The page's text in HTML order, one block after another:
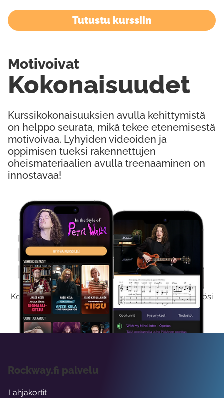
Kokeile Ilmaiseksi
Kokeilemalla ilmaiseksi saat koko sisältömme käyttöösi
viikon ajaksi.
Tutustu kurssiin
Kurssikokonaisuuksien avulla kehittymistä
on helppo seurata, mikä tekee etenemisestä
motivoivaa. Lyhyiden videoiden ja
oppimisen tueksi rakennettujen
oheismateriaalien avulla treenaaminen on
innostavaa!
Kokonaisuudet
Motivoivat
Rockway.fi palvelu
Lahjakortit